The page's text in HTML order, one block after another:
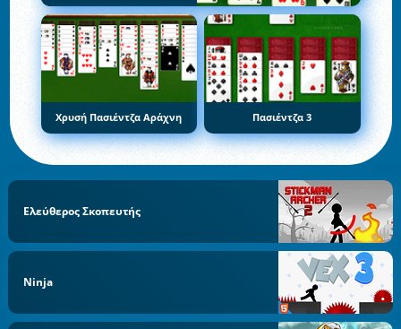
Χρυσή Πασιέντζα Αράχνη Πασιέντζα 3
Ελεύθερος Σκοπευτής
Ninja